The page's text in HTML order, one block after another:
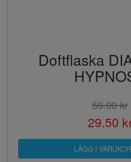
Doftflaska
59.00 kr
29.50